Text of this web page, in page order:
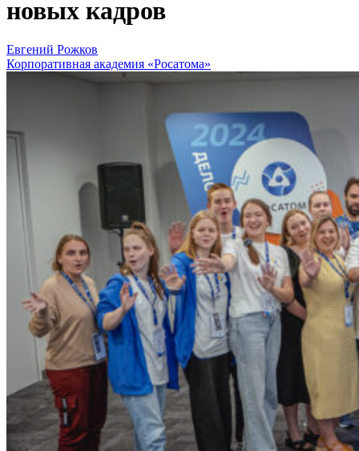
новых кадров
Евгений Рожков
Корпоративная академия «Росатома»